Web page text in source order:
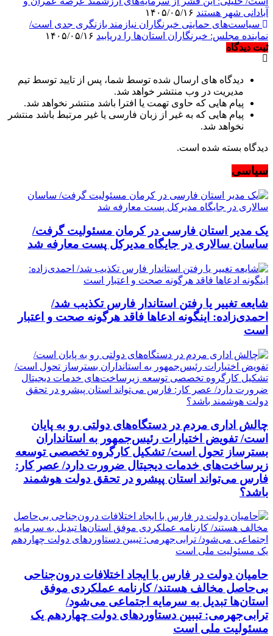
آبادانی شهر هستند
سیاست‌های حمایتی خبرنگاران نیازمند بازنگری جدی است/
نماینده مجلس: خبرنگاران استان‌ها را دریابید
ثبت دیدگاه
دیدگاه های ارسال شده توسط شما، پس از تایید توسط تیم
مدیریت در وب منتشر خواهد شد.
پیام هایی که حاوی تهمت یا افترا باشد منتشر نخواهد شد.
پیام هایی که به غیر از زبان فارسی یا غیر مرتبط باشد منتشر
نخواهد شد.
دیدگاه بسته شده است.
سیاسی
یک مدیر استان فارسی در کرمان مسئولیت گرفت/
ساسان سالاری در جایگاه مدیرکل پست معارفه شد
شایعه تغییر یا رفتن استاندار فارس تکذیب شد/
احمدی‌زاده: اینگونه ادعاها فاقد هرگونه صحت و اعتبار
است
چالش اداری مردم در دستگاه‌های دولتی رو به پایان
است/ تفویض اختیارات رئیس‌جمهور به استانداران
بسترساز تحول است/ تشکیل کارگروه تخصصی توسعه
زیرساخت‌های خدمات دیجیتال ضرورت دارد/ عصر کار:
فارس می‌تواند استان پیشرو در تحقق دولت هوشمند
باشد؟
حامیان دولت در فارس با ایجاد اختلافات درون‌جناحی
بی‌حاصل مخالف هستند/ کارنامه عملکردی موفق
استان‌ها تبدیل به سرمایه اجتماعی می‌شود/
ترابی‌جهرمی: تببین دستاوردهای دولت چهاردهم یک
مسئولیت ملی است